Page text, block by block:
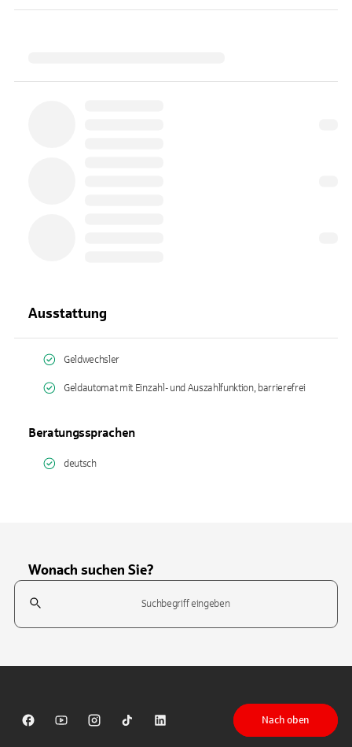
Ausstattung
Geldwechsler
Geldautomat mit Einzahl- und Auszahlfunktion, barrierefrei
Beratungssprachen
deutsch
Wonach suchen Sie?
Suchfeld
Sparkasse auf Facebook
Sparkasse auf Youtube
Sparkasse auf Instagram
Sparkasse auf TikTok
Sparkasse auf LinkedIn
Nach oben